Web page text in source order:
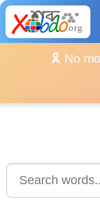
🎗️ No